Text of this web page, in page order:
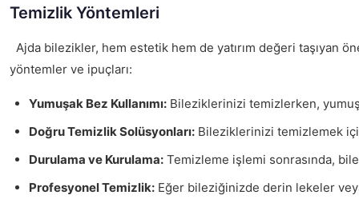
Temizlik Yöntemleri
Ajda bilezikler, hem estetik hem de yatırım değeri taşıyan
yöntemler ve ipuçları:
Yumuşak Bez Kullanımı: Bileziklerinizi temizlerken,
Doğru Temizlik Solüsyonları: Bileziklerinizi temizlemek
Durulama ve Kurulama: Temizleme işlemi sonrasında,
Profesyonel Temizlik: Eğer bileziğinizde derin lekeler